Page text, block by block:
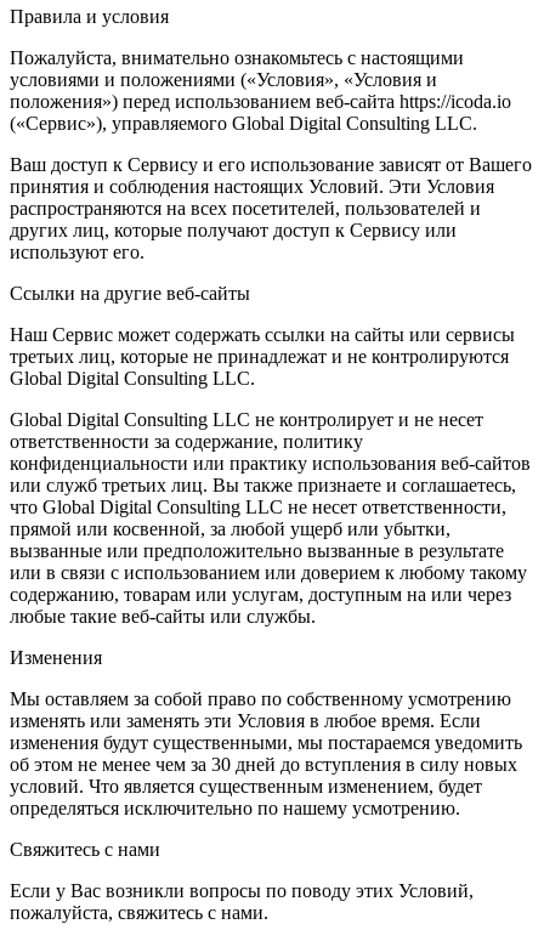
Правила и условия
Пожалуйста, внимательно ознакомьтесь с настоящими
условиями и положениями («Условия», «Условия и
положения») перед использованием веб-сайта https://icoda.io
(«Сервис»), управляемого Global Digital Consulting LLC.
Ваш доступ к Сервису и его использование зависят от Вашего
принятия и соблюдения настоящих Условий. Эти Условия
распространяются на всех посетителей, пользователей и
других лиц, которые получают доступ к Сервису или
используют его.
Ссылки на другие веб-сайты
Наш Сервис может содержать ссылки на сайты или сервисы
третьих лиц, которые не принадлежат и не контролируются
Global Digital Consulting LLC.
Global Digital Consulting LLC не контролирует и не несет
ответственности за содержание, политику
конфиденциальности или практику использования веб-сайтов
или служб третьих лиц. Вы также признаете и соглашаетесь,
что Global Digital Consulting LLC не несет ответственности,
прямой или косвенной, за любой ущерб или убытки,
вызванные или предположительно вызванные в результате
или в связи с использованием или доверием к любому такому
содержанию, товарам или услугам, доступным на или через
любые такие веб-сайты или службы.
Изменения
Мы оставляем за собой право по собственному усмотрению
изменять или заменять эти Условия в любое время. Если
изменения будут существенными, мы постараемся уведомить
об этом не менее чем за 30 дней до вступления в силу новых
условий. Что является существенным изменением, будет
определяться исключительно по нашему усмотрению.
Свяжитесь с нами
Если у Вас возникли вопросы по поводу этих Условий,
пожалуйста, свяжитесь с нами.